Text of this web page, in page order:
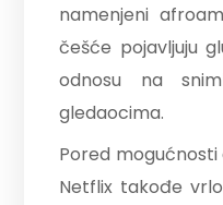
namenjeni
češće pojavljuju
odnosu na
gledaocima.
Pored
Netflix takođe